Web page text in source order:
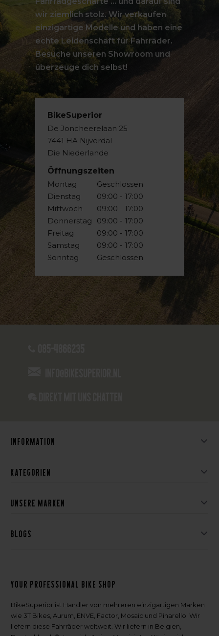
wir ziemlich stolz. Wir verkaufen
einzigartige Modelle und haben eine
echte Leidenschaft für Fahrräder.
Besuche unseren Showroom und
überzeuge dich selbst!
BikeSuperior
De Joncheerelaan 25
7441 HA Nijverdal
Die Niederlande
Öffnungszeiten
Montag
Dienstag
Mittwoch
Donnerstag
Freitag
Samstag
Sonntag
Geschlossen
09:00 - 17:00
09:00 - 17:00
09:00 - 17:00
09:00 - 17:00
09:00 - 17:00
Geschlossen
Information
Kategorien
Unsere Marken
Blogs
Your professional bike shop
BikeSuperior ist Händler von mehreren einzigartigen Marken
wie 3T Bikes, Aurum, ENVE, Factor, Mosaic und Pinarello. Wir
liefern diese Fahrräder weltweit. Wir liefern in Belgien,